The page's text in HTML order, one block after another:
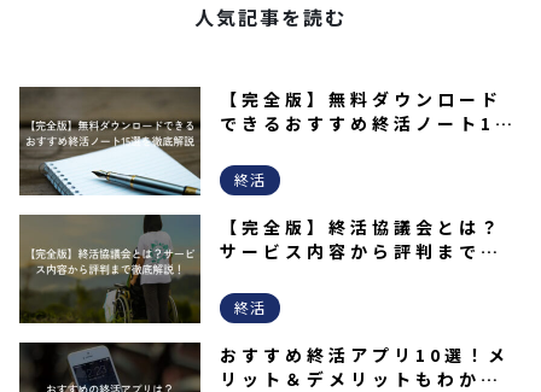
人気記事を読む
【完全版】無料ダウンロード
できるおすすめ終活ノート15
終活
【完全版】終活協議会とは？
サービス内容から評判まで徹
終活
おすすめ終活アプリ10選！メ
リット＆デメリットもわかり